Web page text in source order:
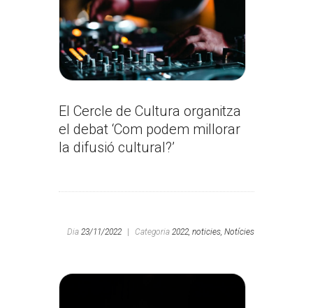
El Cercle de Cultura organitza
el debat ‘Com podem millorar
la difusió cultural?’
Dia 23/11/2022 | Categoria 2022, noticies, Notícies